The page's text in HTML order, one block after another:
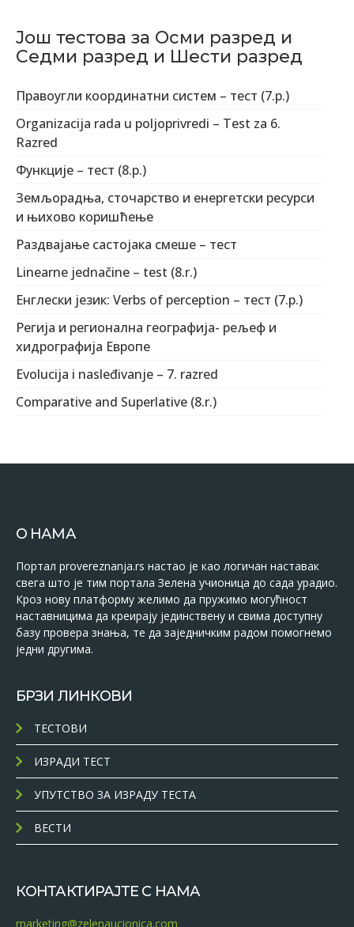
Још тестова за Осми разред и
Седми разред и Шести разред
Правоугли координатни систем – тест (7.р.)
Organizacija rada u poljoprivredi – Test za 6.
Razred
Функције – тест (8.р.)
Земљорадња, сточарство и енергетски ресурси
и њихово коришћење
Раздвајање састојака смеше – тест
Linearne jednačine – test (8.r.)
Енглески језик: Verbs of perception – тест (7.р.)
Регија и регионална географија- рељеф и
хидрографија Европе
Evolucija i nasleđivanje – 7. razred
Comparative and Superlative (8.r.)
О НАМА
Портал provereznanja.rs настао је као логичан наставак
свега што је тим портала Зелена учионица до сада урадио.
Кроз нову платформу желимо да пружимо могућност
наставницима да креирају јединствену и свима доступну
базу провера знања, те да заједничким радом помогнемо
једни другима.
БРЗИ ЛИНКОВИ
ТЕСТОВИ
ИЗРАДИ ТЕСТ
УПУТСТВО ЗА ИЗРАДУ ТЕСТА
ВЕСТИ
КОНТАКТИРАЈТЕ С НАМА
marketing@zelenaucionica.com